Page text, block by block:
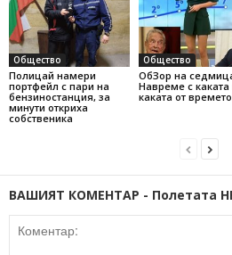
Общество
Полицай намери
портфейл с пари на
бензиностанция, за
минути откриха
собственика
Общество
ОбЗор на
Навреме с каката
каката от времето
ВАШИЯТ КОМЕНТАР - Полетата